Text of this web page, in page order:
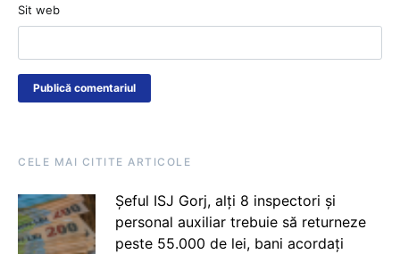
Sit web
CELE MAI CITITE ARTICOLE
Șeful ISJ Gorj, alți 8 inspectori și
personal auxiliar trebuie să returneze
peste 55.000 de lei, bani acordați